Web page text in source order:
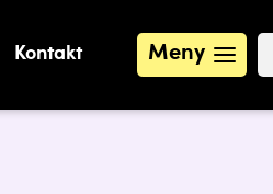
Meny
Kontakt